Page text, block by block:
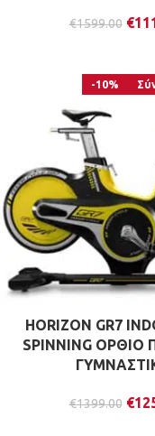
€1599.00 €
-10%
HORIZON GR7
SPINNING
€1399.00 €